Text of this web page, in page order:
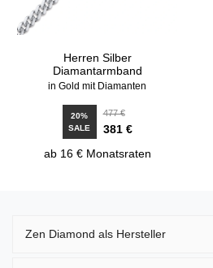
Herren Silber
Diamantarmband
in Gold mit Diamanten
20%
SALE
477 €
381 €
ab 16 € Monatsraten
Zen Diamond als Hersteller